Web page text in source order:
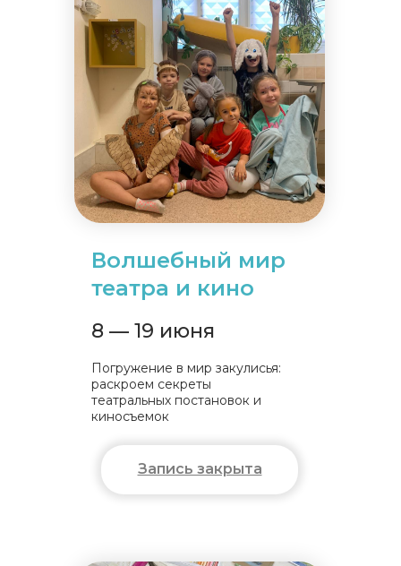
8 — 19 июня
Погружение в мир закулисья:
раскроем секреты
театральных постановок и
киносъемок
Волшебный мир
театра и кино
Запись закрыта